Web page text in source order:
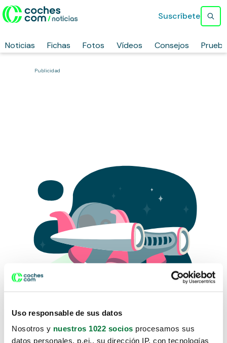
Uso responsable de sus datos
Nosotros y nuestros 1022 socios procesamos sus
datos personales, p.ej., su dirección IP, con tecnologías
Noticias Fichas Fotos Vídeos Consejos
Suscríbete
Publicidad